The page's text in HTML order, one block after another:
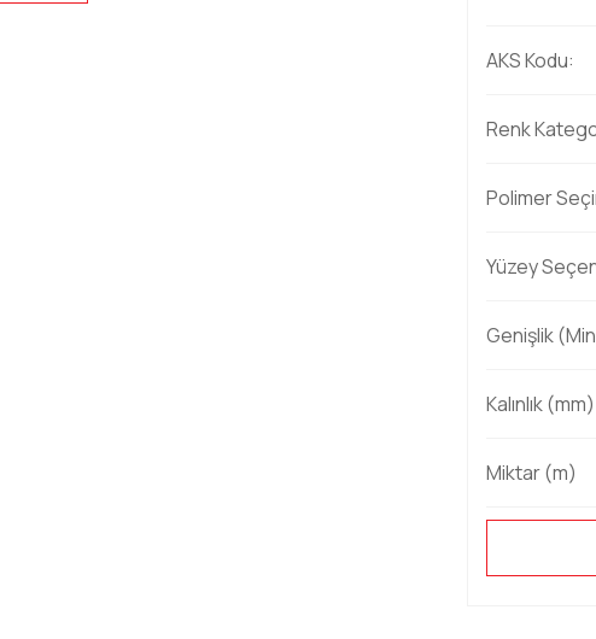
AKS Kodu:
Renk
Polimer
Yüzey
Genişlik
Kalınlık (mm)
Miktar (m)